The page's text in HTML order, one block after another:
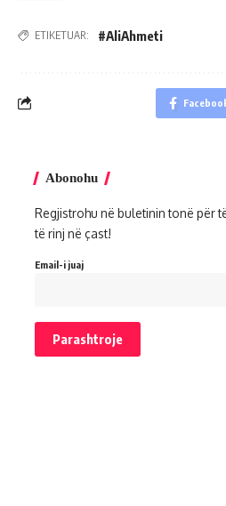
ETIKETUAR: #AliAhmeti
Abonohu
Regjistrohu në buletinin tonë për
të rinj në çast!
Email-i juaj